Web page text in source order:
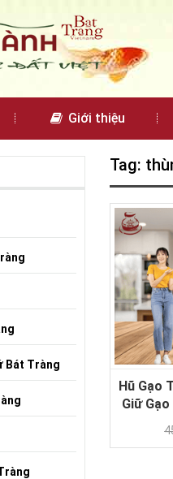
Giới thiệu
Tag:
Hũ Gạo
Giữ
Bát Tràng